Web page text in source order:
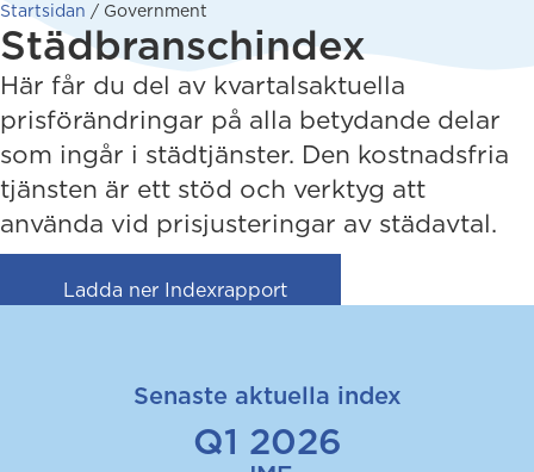
Startsidan / Government
Städbranschindex
Här får du del av kvartalsaktuella
prisförändringar på alla betydande delar
som ingår i städtjänster. Den kostnadsfria
tjänsten är ett stöd och verktyg att
använda vid prisjusteringar av städavtal.
Ladda ner Indexrapport(opens in new tab)
Senaste aktuella index
Q1 2026